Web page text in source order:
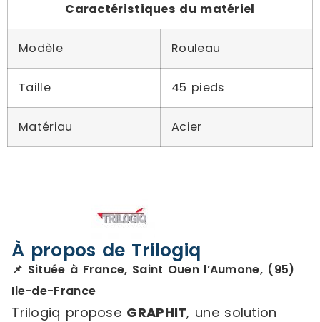
Caractéristiques du matériel
Modèle Rouleau
Taille 45 pieds
Matériau Acier
À propos de Trilogiq
📌 Située à France, Saint Ouen l’Aumone, (95)
Ile-de-France
Trilogiq propose GRAPHIT, une solution